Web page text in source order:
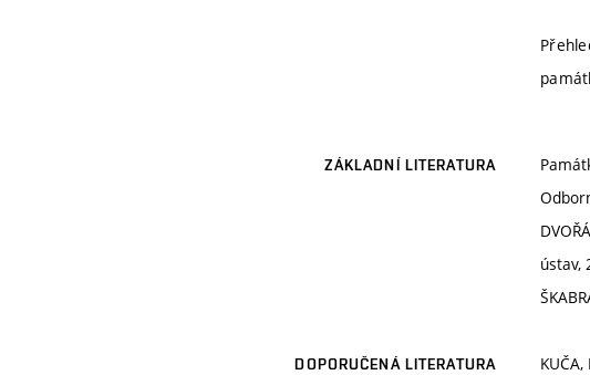
ZÁKLADNÍ LITERATURA
ústav,
DOPORUČENÁ LITERATURA